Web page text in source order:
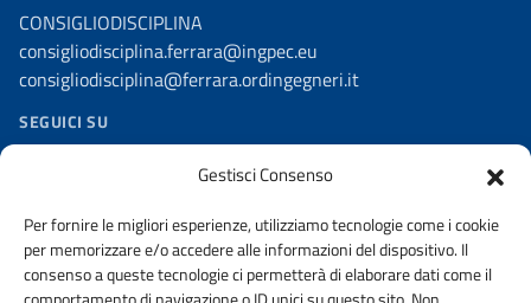
Gestisci Consenso
Per fornire le migliori esperienze, utilizziamo tecnologie come i cookie
per memorizzare e/o accedere alle informazioni del dispositivo. Il
consenso a queste tecnologie ci permetterà di elaborare dati come il
CONSIGLIODISCIPLINA
consigliodisciplina.ferrara@ingpec.eu
consigliodisciplina@ferrara.ordingegneri.it
SEGUICI SU
Facebook – Comm. dell’Informazione